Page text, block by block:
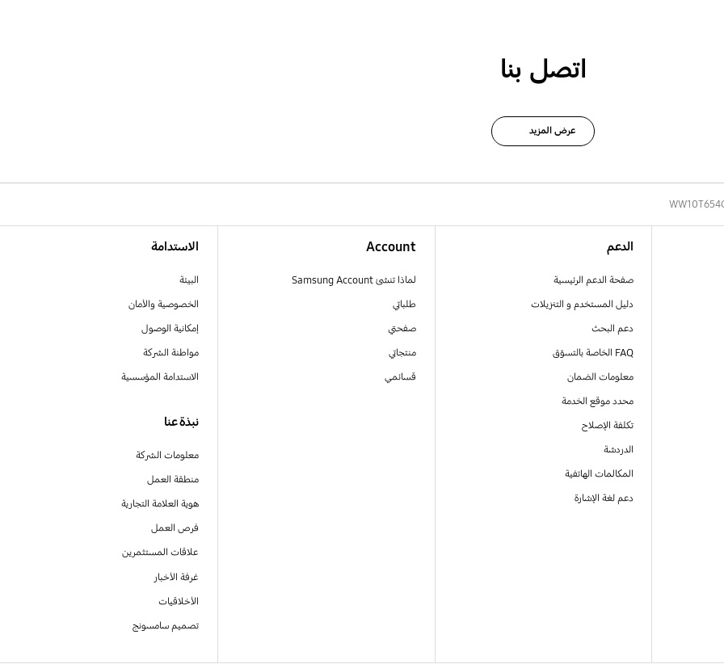
اتصل بنا
عرض المزيد
الدعم
صفحة الدعم الرئيسية
دليل المستخدم و التنزيلات
دعم البحث
FAQ الخاصة بالتسوّق
معلومات الضمان
محدد موقع الخدمة
تكلفة الإصلاح
الدردشة
المكالمات الهاتفية
دعم لغة الإشارة
Account
لماذا تنشئ Samsung Account
طلباتي
صفحتي
منتجاتي
قسائمي
الاستدامة
البيئة
الخصوصية والأمان
إمكانية الوصول
مواطنة الشركة
الاستدامة المؤسسية
نبذة عنا
معلومات الشركة
منطقة العمل
هوية العلامة التجارية
فرص العمل
علاقات المستثمرين
غرفة الأخبار
الأخلاقيات
تصميم سامسونج